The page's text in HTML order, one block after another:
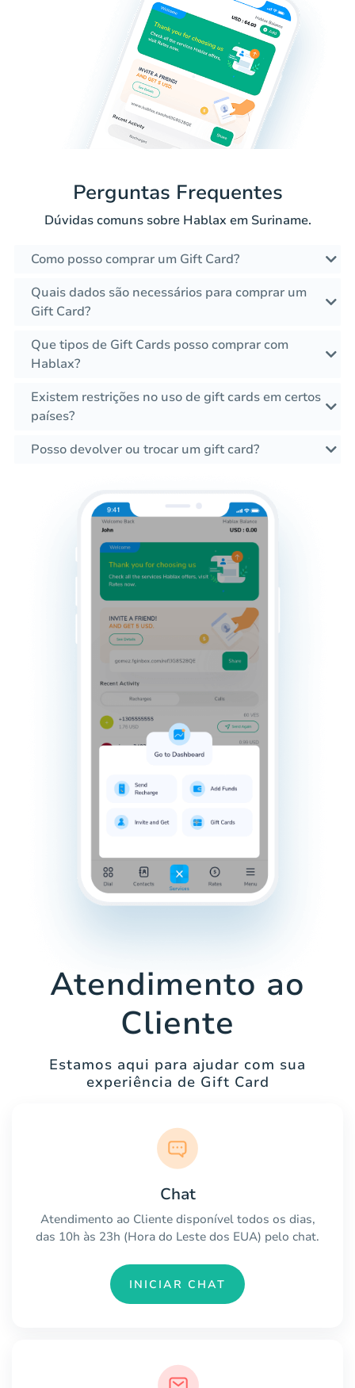
Perguntas Frequentes
Dúvidas comuns sobre Hablax em Suriname.
Como posso comprar um Gift Card?
Quais dados são necessários para comprar um
Gift Card?
Que tipos de Gift Cards posso comprar com
Hablax?
Existem restrições no uso de gift cards em certos
países?
Posso devolver ou trocar um gift card?
Atendimento ao
Cliente
Estamos aqui para ajudar com sua
experiência de Gift Card
Chat
Atendimento ao Cliente disponível todos os dias,
das 10h às 23h (Hora do Leste dos EUA) pelo chat.
INICIAR CHAT